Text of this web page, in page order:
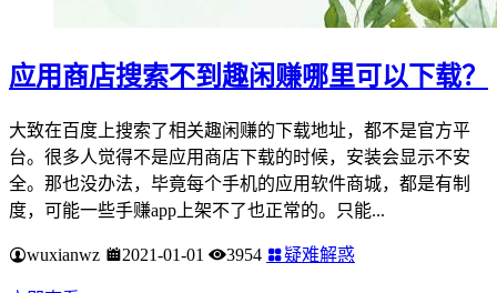
应用商店搜索不到趣闲赚哪里可以下载？
大致在百度上搜索了相关趣闲赚的下载地址，都不是官方平
台。很多人觉得不是应用商店下载的时候，安装会显示不安
全。那也没办法，毕竟每个手机的应用软件商城，都是有制
度，可能一些手赚app上架不了也正常的。只能...
wuxianwz 2021-01-01 3954 疑难解惑